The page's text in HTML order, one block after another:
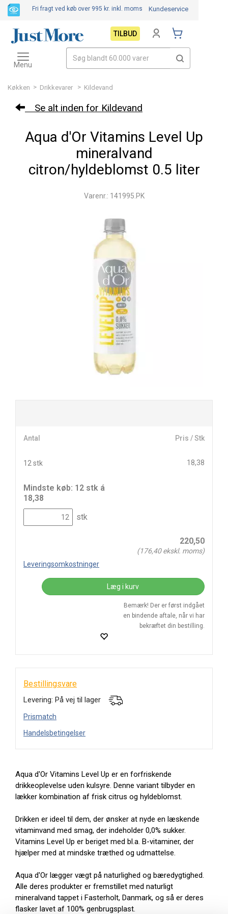
Køkken > Drikkevarer > Kildevand
Se alt inden for Kildevand
Aqua d'Or Vitamins Level Up
mineralvand
citron/hyldeblomst 0.5 liter
Varenr.: 141995.PK
Antal Pris / Stk
12 stk 18,38
Mindste køb: 12 stk á
18,38
stk
220,50
(176,40ekskl. moms)
Leveringsomkostninger
Læg i kurv
Bemærk! Der er først indgået
en bindende aftale, når vi har
bekræftet din bestilling.
Bestillingsvare
Levering: På vej til lager
Prismatch
Handelsbetingelser
Aqua d'Or Vitamins Level Up er en forfriskende
drikkeoplevelse uden kulsyre. Denne variant tilbyder en
lækker kombination af frisk citrus og hyldeblomst.
Drikken er ideel til dem, der ønsker at nyde en læskende
vitaminvand med smag, der indeholder 0,0% sukker.
Vitamins Level Up er beriget med bl.a. B-vitaminer, der
hjælper med at mindske træthed og udmattelse.
Aqua d'Or lægger vægt på naturlighed og bæredygtighed.
Alle deres produkter er fremstillet med naturligt
mineralvand tappet i Fasterholt, Danmark, og så er deres
flasker lavet af 100% genbrugsplast.
Fri fragt ved køb over 995 kr. inkl. moms Kundeservice
TILBUD
Toggle
navigation
Menu